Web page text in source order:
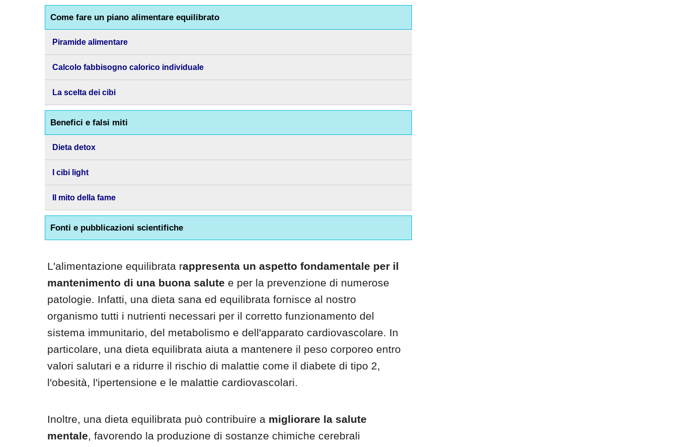
Come fare un piano alimentare equilibrato
Piramide alimentare
Calcolo fabbisogno calorico individuale
La scelta dei cibi
Benefici e falsi miti
Dieta detox
I cibi light
Il mito della fame
Fonti e pubblicazioni scientifiche
L'alimentazione equilibrata rappresenta un aspetto fondamentale per il
mantenimento di una buona salute e per la prevenzione di numerose
patologie. Infatti, una dieta sana ed equilibrata fornisce al nostro
organismo tutti i nutrienti necessari per il corretto funzionamento del
sistema immunitario, del metabolismo e dell'apparato cardiovascolare. In
particolare, una dieta equilibrata aiuta a mantenere il peso corporeo entro
valori salutari e a ridurre il rischio di malattie come il diabete di tipo 2,
l'obesità, l'ipertensione e le malattie cardiovascolari.
Inoltre, una dieta equilibrata può contribuire a migliorare la salute
mentale, favorendo la produzione di sostanze chimiche cerebrali